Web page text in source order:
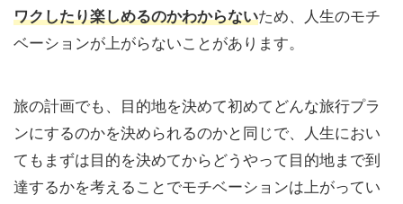
ワクしたり楽しめるのかわからないため、人生のモチ
ベーションが上がらないことがあります。
旅の計画でも、目的地を決めて初めてどんな旅行プラ
ンにするのかを決められるのかと同じで、人生におい
てもまずは目的を決めてからどうやって目的地まで到
達するかを考えることでモチベーションは上がってい